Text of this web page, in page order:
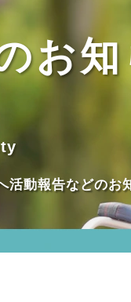
お
活動報告などのお